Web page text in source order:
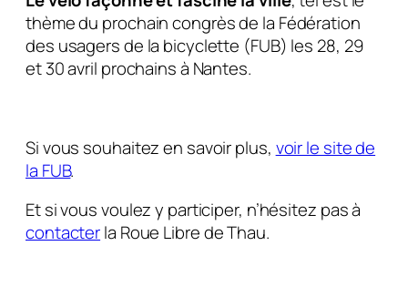
thème du prochain congrès de la Fédération
des usagers de la bicyclette (FUB) les 28, 29
et 30 avril prochains à Nantes.
Si vous souhaitez en savoir plus, voir le site de
la FUB.
Et si vous voulez y participer, n’hésitez pas à
contacterla Roue Libre de Thau.